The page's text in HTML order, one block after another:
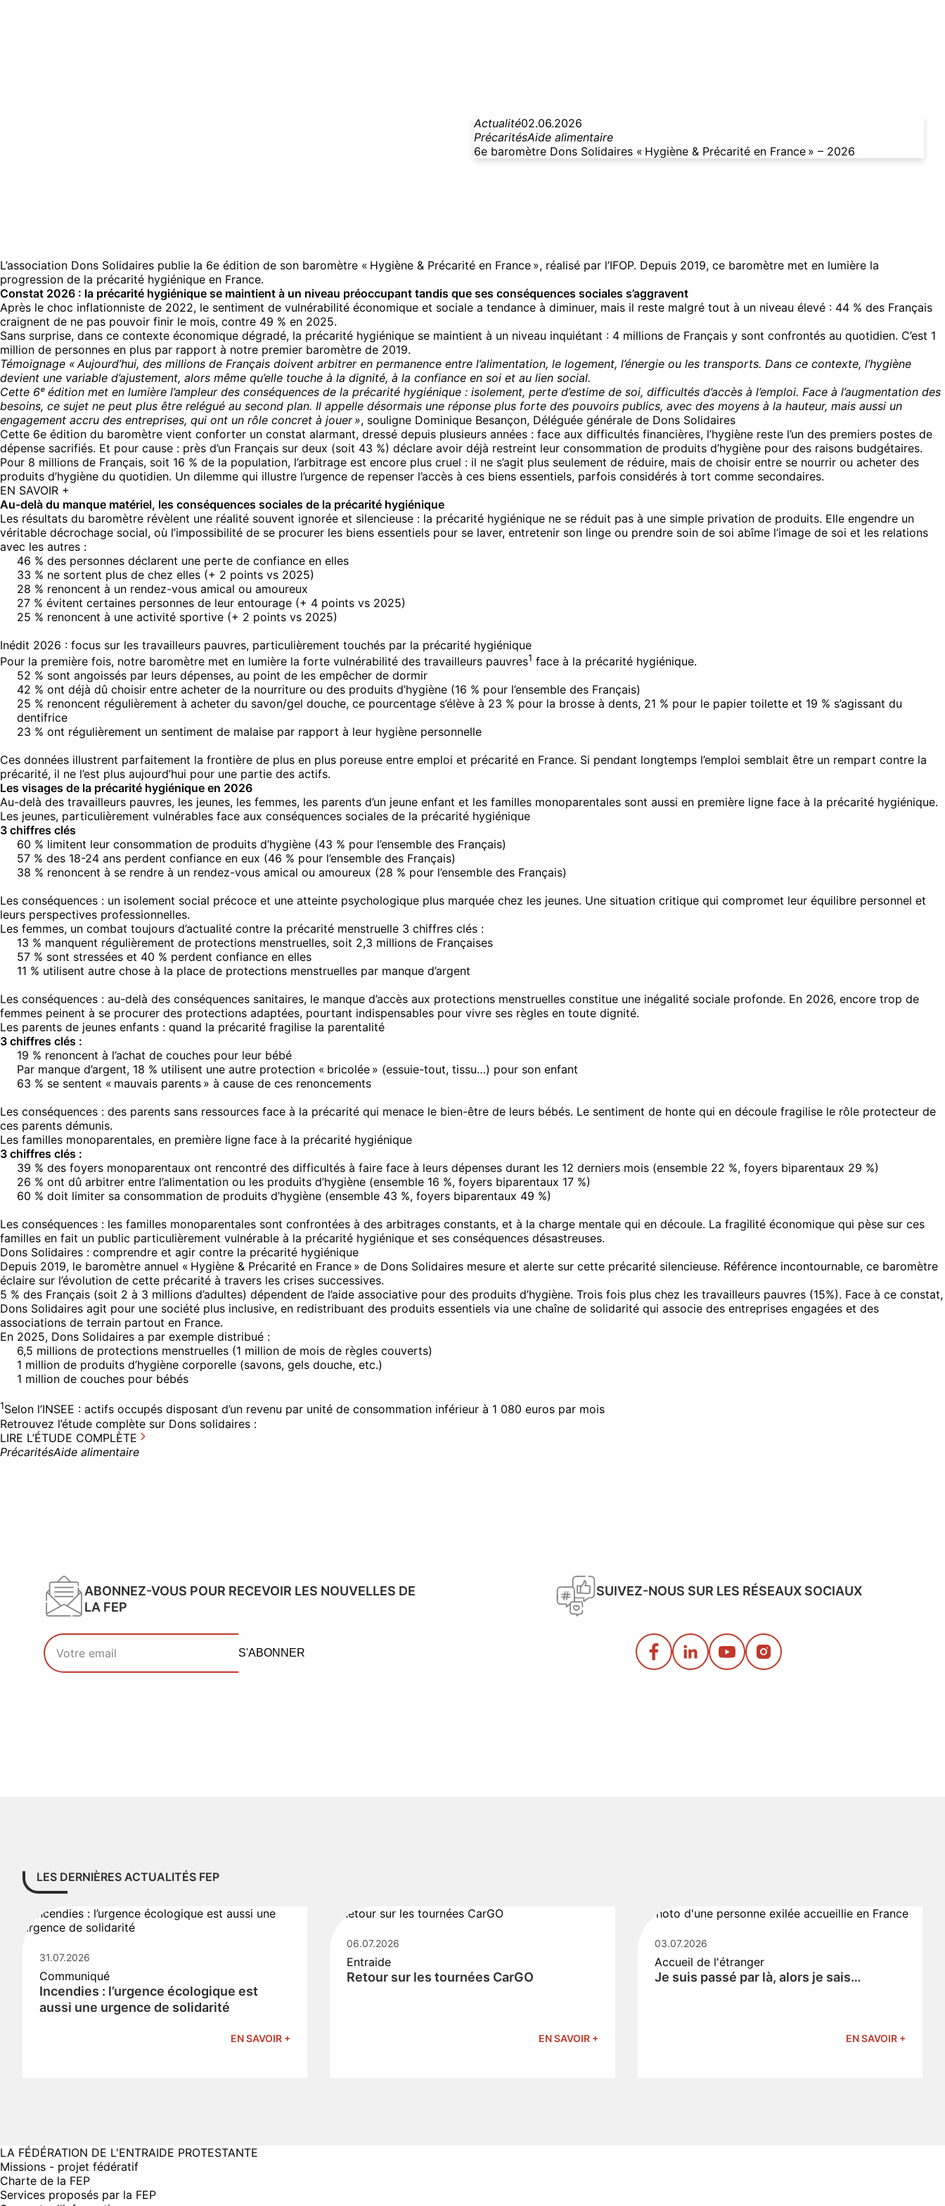
Actualité02.06.2026
PrécaritésAide alimentaire
6e baromètre Dons Solidaires « Hygiène & Précarité en France » – 2026
L’association Dons Solidaires publie la 6e édition de son baromètre « Hygiène & Précarité en France », réalisé par l’IFOP. Depuis 2019, ce baromètre met en lumière la
progression de la précarité hygiénique en France.
Constat 2026 : la précarité hygiénique se maintient à un niveau préoccupant tandis que ses conséquences sociales s’aggravent
Après le choc inflationniste de 2022, le sentiment de vulnérabilité économique et sociale a tendance à diminuer, mais il reste malgré tout à un niveau élevé : 44 % des Français
craignent de ne pas pouvoir finir le mois, contre 49 % en 2025.
Sans surprise, dans ce contexte économique dégradé, la précarité hygiénique se maintient à un niveau inquiétant : 4 millions de Français y sont confrontés au quotidien. C’est 1
million de personnes en plus par rapport à notre premier baromètre de 2019.
Témoignage « Aujourd’hui, des millions de Français doivent arbitrer en permanence entre l’alimentation, le logement, l’énergie ou les transports. Dans ce contexte, l’hygiène
devient une variable d’ajustement, alors même qu’elle touche à la dignité, à la confiance en soi et au lien social.
Cette 6ᵉ édition met en lumière l’ampleur des conséquences de la précarité hygiénique : isolement, perte d’estime de soi, difficultés d’accès à l’emploi. Face à l’augmentation des
besoins, ce sujet ne peut plus être relégué au second plan. Il appelle désormais une réponse plus forte des pouvoirs publics, avec des moyens à la hauteur, mais aussi un
engagement accru des entreprises, qui ont un rôle concret à jouer », souligne Dominique Besançon, Déléguée générale de Dons Solidaires
Cette 6e édition du baromètre vient conforter un constat alarmant, dressé depuis plusieurs années : face aux difficultés financières, l’hygiène reste l’un des premiers postes de
dépense sacrifiés. Et pour cause : près d’un Français sur deux (soit 43 %) déclare avoir déjà restreint leur consommation de produits d’hygiène pour des raisons budgétaires.
Pour 8 millions de Français, soit 16 % de la population, l’arbitrage est encore plus cruel : il ne s’agit plus seulement de réduire, mais de choisir entre se nourrir ou acheter des
produits d’hygiène du quotidien. Un dilemme qui illustre l’urgence de repenser l’accès à ces biens essentiels, parfois considérés à tort comme secondaires.
EN SAVOIR +
Au-delà du manque matériel, les conséquences sociales de la précarité hygiénique
Les résultats du baromètre révèlent une réalité souvent ignorée et silencieuse : la précarité hygiénique ne se réduit pas à une simple privation de produits. Elle engendre un
véritable décrochage social, où l’impossibilité de se procurer les biens essentiels pour se laver, entretenir son linge ou prendre soin de soi abîme l’image de soi et les relations
avec les autres :
46 % des personnes déclarent une perte de confiance en elles
33 % ne sortent plus de chez elles (+ 2 points vs 2025)
28 % renoncent à un rendez-vous amical ou amoureux
27 % évitent certaines personnes de leur entourage (+ 4 points vs 2025)
25 % renoncent à une activité sportive (+ 2 points vs 2025)
Inédit 2026 : focus sur les travailleurs pauvres, particulièrement touchés par la précarité hygiénique
Pour la première fois, notre baromètre met en lumière la forte vulnérabilité des travailleurs pauvres1 face à la précarité hygiénique.
52 % sont angoissés par leurs dépenses, au point de les empêcher de dormir
42 % ont déjà dû choisir entre acheter de la nourriture ou des produits d’hygiène (16 % pour l’ensemble des Français)
25 % renoncent régulièrement à acheter du savon/gel douche, ce pourcentage s’élève à 23 % pour la brosse à dents, 21 % pour le papier toilette et 19 % s’agissant du
dentifrice
23 % ont régulièrement un sentiment de malaise par rapport à leur hygiène personnelle
Ces données illustrent parfaitement la frontière de plus en plus poreuse entre emploi et précarité en France. Si pendant longtemps l’emploi semblait être un rempart contre la
précarité, il ne l’est plus aujourd’hui pour une partie des actifs.
Les visages de la précarité hygiénique en 2026
Au-delà des travailleurs pauvres, les jeunes, les femmes, les parents d’un jeune enfant et les familles monoparentales sont aussi en première ligne face à la précarité hygiénique.
Les jeunes, particulièrement vulnérables face aux conséquences sociales de la précarité hygiénique
3 chiffres clés
60 % limitent leur consommation de produits d’hygiène (43 % pour l’ensemble des Français)
57 % des 18-24 ans perdent confiance en eux (46 % pour l’ensemble des Français)
38 % renoncent à se rendre à un rendez-vous amical ou amoureux (28 % pour l’ensemble des Français)
Les conséquences : un isolement social précoce et une atteinte psychologique plus marquée chez les jeunes. Une situation critique qui compromet leur équilibre personnel et
leurs perspectives professionnelles.
Les femmes, un combat toujours d’actualité contre la précarité menstruelle 3 chiffres clés :
13 % manquent régulièrement de protections menstruelles, soit 2,3 millions de Françaises
57 % sont stressées et 40 % perdent confiance en elles
11 % utilisent autre chose à la place de protections menstruelles par manque d’argent
Les conséquences : au-delà des conséquences sanitaires, le manque d’accès aux protections menstruelles constitue une inégalité sociale profonde. En 2026, encore trop de
femmes peinent à se procurer des protections adaptées, pourtant indispensables pour vivre ses règles en toute dignité.
Les parents de jeunes enfants : quand la précarité fragilise la parentalité
3 chiffres clés :
19 % renoncent à l’achat de couches pour leur bébé
Par manque d’argent, 18 % utilisent une autre protection « bricolée » (essuie-tout, tissu…) pour son enfant
63 % se sentent « mauvais parents » à cause de ces renoncements
Les conséquences : des parents sans ressources face à la précarité qui menace le bien-être de leurs bébés. Le sentiment de honte qui en découle fragilise le rôle protecteur de
ces parents démunis.
Les familles monoparentales, en première ligne face à la précarité hygiénique
3 chiffres clés :
39 % des foyers monoparentaux ont rencontré des difficultés à faire face à leurs dépenses durant les 12 derniers mois (ensemble 22 %, foyers biparentaux 29 %)
26 % ont dû arbitrer entre l’alimentation ou les produits d’hygiène (ensemble 16 %, foyers biparentaux 17 %)
60 % doit limiter sa consommation de produits d’hygiène (ensemble 43 %, foyers biparentaux 49 %)
Les conséquences : les familles monoparentales sont confrontées à des arbitrages constants, et à la charge mentale qui en découle. La fragilité économique qui pèse sur ces
familles en fait un public particulièrement vulnérable à la précarité hygiénique et ses conséquences désastreuses.
Dons Solidaires : comprendre et agir contre la précarité hygiénique
Depuis 2019, le baromètre annuel « Hygiène & Précarité en France » de Dons Solidaires mesure et alerte sur cette précarité silencieuse. Référence incontournable, ce baromètre
éclaire sur l’évolution de cette précarité à travers les crises successives.
5 % des Français (soit 2 à 3 millions d’adultes) dépendent de l’aide associative pour des produits d’hygiène. Trois fois plus chez les travailleurs pauvres (15%). Face à ce constat,
Dons Solidaires agit pour une société plus inclusive, en redistribuant des produits essentiels via une chaîne de solidarité qui associe des entreprises engagées et des
associations de terrain partout en France.
En 2025, Dons Solidaires a par exemple distribué :
6,5 millions de protections menstruelles (1 million de mois de règles couverts)
1 million de produits d’hygiène corporelle (savons, gels douche, etc.)
1 million de couches pour bébés
1Selon l’INSEE : actifs occupés disposant d’un revenu par unité de consommation inférieur à 1 080 euros par mois
Retrouvez l’étude complète sur Dons solidaires :
LIRE L’ÉTUDE COMPLÈTE
PrécaritésAide alimentaire
ABONNEZ-VOUS POUR RECEVOIR LES NOUVELLES DE
LA FEP
Votre adresse email
S'ABONNER
SUIVEZ-NOUS SUR LES RÉSEAUX SOCIAUX
LES DERNIÈRES ACTUALITÉS FEP
31.07.2026
Communiqué
Incendies : l’urgence écologique est
aussi une urgence de solidarité
EN SAVOIR +
06.07.2026
Entraide
Retour sur les tournées CarGO
EN SAVOIR +
03.07.2026
Accueil de l'étranger
Je suis passé par là, alors je sais…
EN SAVOIR +
LA FÉDÉRATION DE L'ENTRAIDE PROTESTANTE
Missions - projet fédératif
Charte de la FEP
Services proposés par la FEP